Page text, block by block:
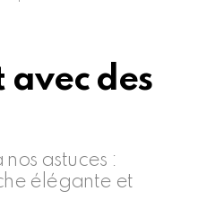
des
astuces :
élégante et